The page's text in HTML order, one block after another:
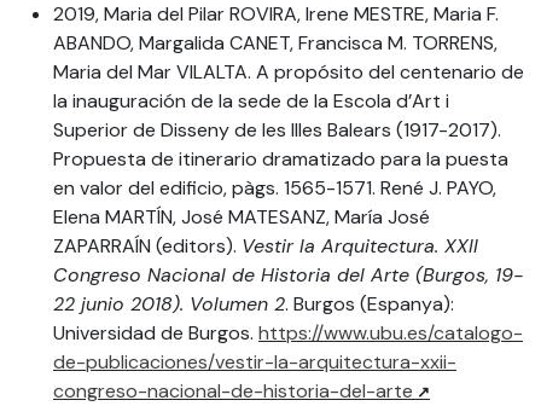
2019, Maria del Pilar ROVIRA, Irene MESTRE, Maria F.
ABANDO, Margalida CANET, Francisca M. TORRENS,
Maria del Mar VILALTA. A propósito del centenario de
la inauguración de la sede de la Escola d’Art i
Superior de Disseny de les Illes Balears (1917-2017).
Propuesta de itinerario dramatizado para la puesta
en valor del edificio, pàgs. 1565-1571. René J. PAYO,
Elena MARTÍN, José MATESANZ, María José
ZAPARRAÍN (editors). Vestir la Arquitectura. XXII
Congreso Nacional de Historia del Arte (Burgos, 19-
22 junio 2018). Volumen 2. Burgos (Espanya):
Universidad de Burgos. https://www.ubu.es/catalogo-
de-publicaciones/vestir-la-arquitectura-xxii-
congreso-nacional-de-historia-del-arte